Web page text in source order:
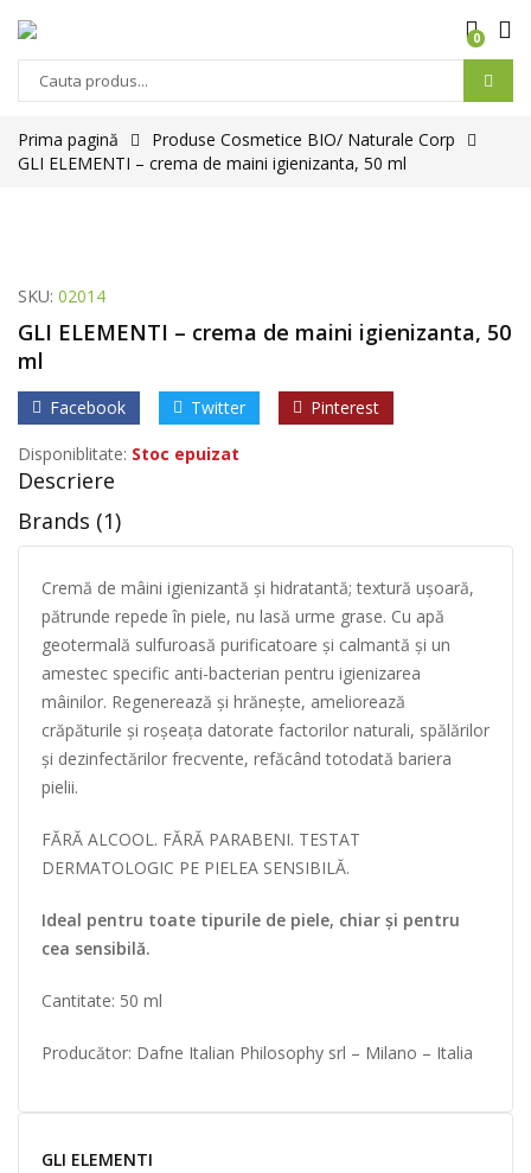
0
Prima pagină
Produse Cosmetice BIO/ Naturale Corp
GLI ELEMENTI – crema de maini igienizanta, 50 ml
SKU: 02014
GLI ELEMENTI – crema de maini igienizanta, 50
ml
Facebook Twitter Pinterest
Disponiblitate: Stoc epuizat
Descriere
Brands (1)
Cremă de mâini igienizantă și hidratantă; textură ușoară,
pătrunde repede în piele, nu lasă urme grase. Cu apă
geotermală sulfuroasă purificatoare și calmantă și un
amestec specific anti-bacterian pentru igienizarea
mâinilor. Regenerează și hrănește, ameliorează
crăpăturile și roșeața datorate factorilor naturali, spălărilor
și dezinfectărilor frecvente, refăcând totodată bariera
pielii.
FĂRĂ ALCOOL. FĂRĂ PARABENI. TESTAT
DERMATOLOGIC PE PIELEA SENSIBILĂ.
Ideal pentru toate tipurile de piele, chiar și pentru
cea sensibilă.
Cantitate: 50 ml
Producător: Dafne Italian Philosophy srl – Milano – Italia
GLI ELEMENTI